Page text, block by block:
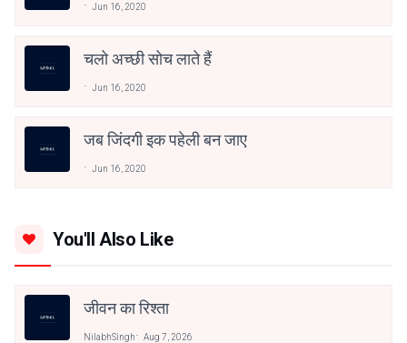
Jun 16, 2020
चलो अच्छी सोच लाते हैं
Jun 16, 2020
जब जिंदगी इक पहेली बन जाए
Jun 16, 2020
You'll Also Like
जीवन का रिश्ता
NilabhSingh Aug 7, 2026